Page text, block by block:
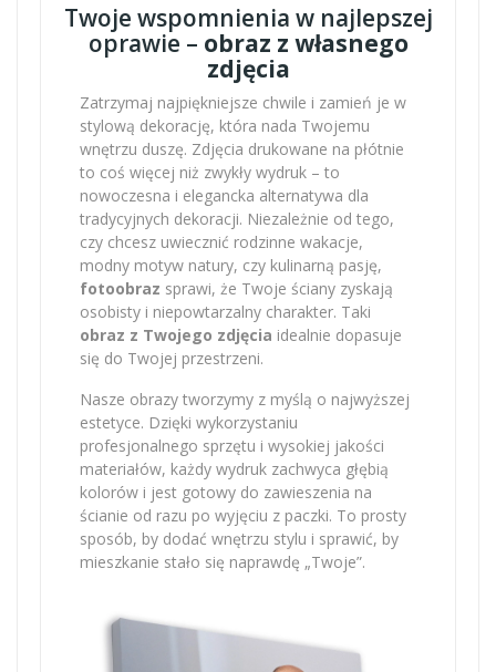
Twoje wspomnienia w najlepszej
oprawie – obraz z własnego
zdjęcia
Zatrzymaj najpiękniejsze chwile i zamień je w
stylową dekorację, która nada Twojemu
wnętrzu duszę. Zdjęcia drukowane na płótnie
to coś więcej niż zwykły wydruk – to
nowoczesna i elegancka alternatywa dla
tradycyjnych dekoracji. Niezależnie od tego,
czy chcesz uwiecznić rodzinne wakacje,
modny motyw natury, czy kulinarną pasję,
fotoobraz sprawi, że Twoje ściany zyskają
osobisty i niepowtarzalny charakter. Taki
obraz z Twojego zdjęcia idealnie dopasuje
się do Twojej przestrzeni.
Nasze obrazy tworzymy z myślą o najwyższej
estetyce. Dzięki wykorzystaniu
profesjonalnego sprzętu i wysokiej jakości
materiałów, każdy wydruk zachwyca głębią
kolorów i jest gotowy do zawieszenia na
ścianie od razu po wyjęciu z paczki. To prosty
sposób, by dodać wnętrzu stylu i sprawić, by
mieszkanie stało się naprawdę „Twoje”.